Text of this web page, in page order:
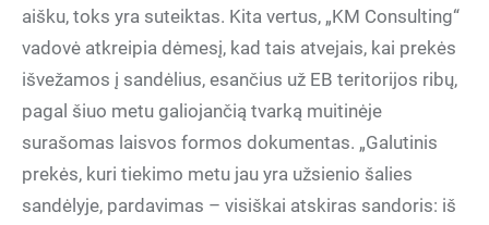
aišku, toks yra suteiktas. Kita vertus, „KM Consulting“
vadovė atkreipia dėmesį, kad tais atvejais, kai prekės
išvežamos į sandėlius, esančius už EB teritorijos ribų,
pagal šiuo metu galiojančią tvarką muitinėje
surašomas laisvos formos dokumentas. „Galutinis
prekės, kuri tiekimo metu jau yra užsienio šalies
sandėlyje, pardavimas – visiškai atskiras sandoris: iš